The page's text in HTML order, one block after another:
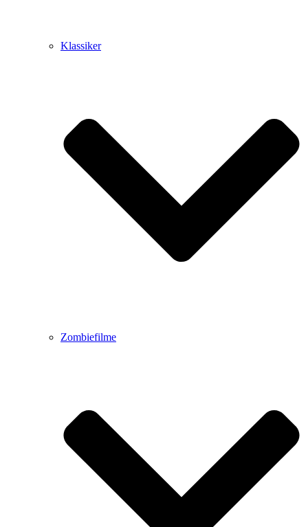
Klassiker
Zombiefilme